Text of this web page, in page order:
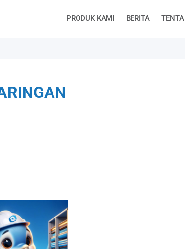
PRODUK KAMI BERITA